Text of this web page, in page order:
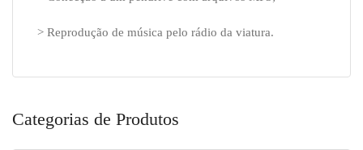
> Reprodução de música pelo rádio da viatura.
Categorias de Produtos